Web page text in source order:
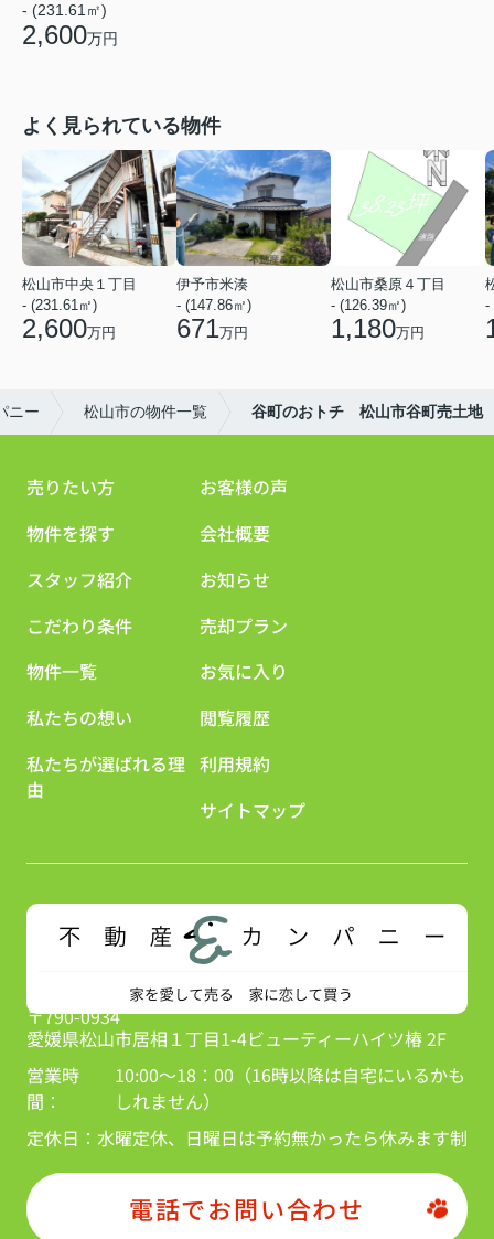
- (231.61㎡)
2,600万円
よく見られている物件
松山市中央１丁目
- (231.61㎡)
2,600万円
伊予市米湊
- (147.86㎡)
671万円
松山市桑原４丁目
- (126.39㎡)
1,180万円
-
ニー 松山市の物件一覧 谷町のおトチ 松山市谷町売土地
売りたい方
物件を探す
スタッフ紹介
こだわり条件
物件一覧
私たちの想い
私たちが選ばれる理
由
お客様の声
会社概要
お知らせ
売却プラン
お気に入り
閲覧履歴
利用規約
サイトマップ
〒790-0934
愛媛県松山市居相１丁目1-4ビューティーハイツ椿 2F
営業時
間：
10:00～18：00（16時以降は自宅にいるかも
しれません）
定休日： 水曜定休、日曜日は予約無かったら休みます制
電話でお問い合わせ